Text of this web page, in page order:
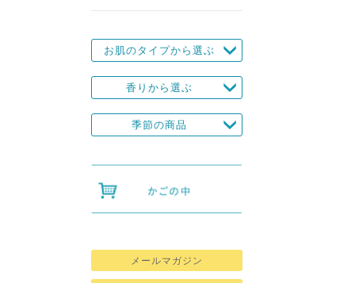
お肌のタイプから選ぶ
香りから選ぶ
季節の商品
メールマガジン